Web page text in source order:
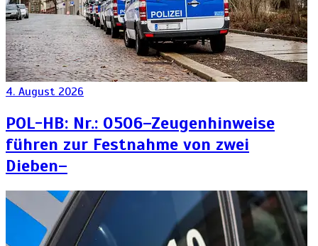
4. August 2026
POL-HB: Nr.: 0506–Zeugenhinweise
führen zur Festnahme von zwei
Dieben–